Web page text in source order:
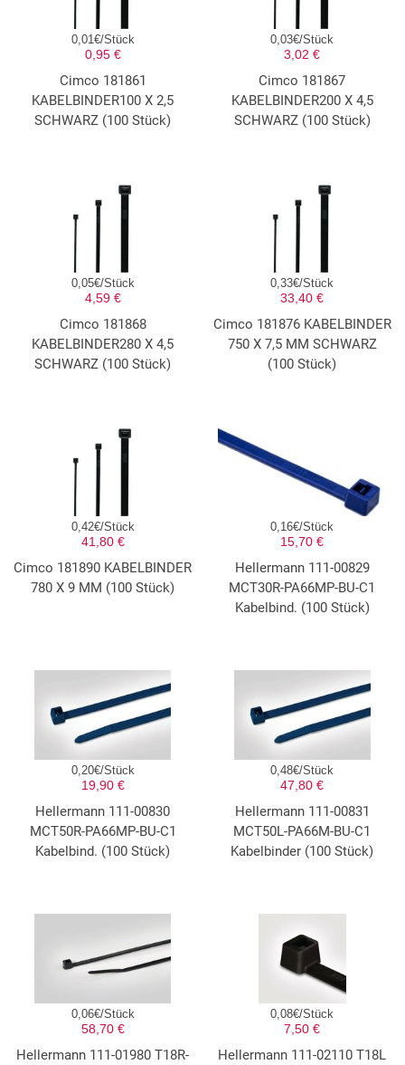
0,01€/Stück
0,95 €
Cimco 181861
KABELBINDER100 X 2,5
SCHWARZ (100 Stück)
0,03€/Stück
3,02 €
Cimco 181867
KABELBINDER200 X 4,5
SCHWARZ (100 Stück)
0,05€/Stück
4,59 €
Cimco 181868
KABELBINDER280 X 4,5
SCHWARZ (100 Stück)
0,33€/Stück
33,40 €
Cimco 181876 KABELBINDER
750 X 7,5 MM SCHWARZ
(100 Stück)
0,42€/Stück
41,80 €
Cimco 181890 KABELBINDER
780 X 9 MM (100 Stück)
0,16€/Stück
15,70 €
Hellermann 111-00829
MCT30R-PA66MP-BU-C1
Kabelbind. (100 Stück)
0,20€/Stück
19,90 €
Hellermann 111-00830
MCT50R-PA66MP-BU-C1
Kabelbind. (100 Stück)
0,48€/Stück
47,80 €
Hellermann 111-00831
MCT50L-PA66M-BU-C1
Kabelbinder (100 Stück)
0,06€/Stück
58,70 €
Hellermann 111-01980 T18R-
0,08€/Stück
7,50 €
Hellermann 111-02110 T18L